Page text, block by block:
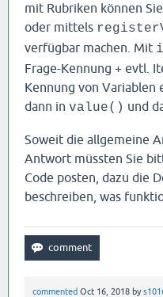
mit Rubriken können
oder mittels
verfügbar machen. Mit
Frage-Kennung + evtl.
Kennung von Variablen
dann in value() und
Soweit die allgemeine
Antwort müssten Sie
Code posten, dazu die
beschreiben, was
commented Oct 16, 2018 by